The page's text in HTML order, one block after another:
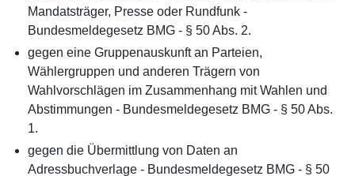
Mandatsträger, Presse oder Rundfunk -
Bundesmeldegesetz BMG - § 50 Abs. 2.
gegen eine Gruppenauskunft an Parteien,
Wählergruppen und anderen Trägern von
Wahlvorschlägen im Zusammenhang mit Wahlen und
Abstimmungen - Bundesmeldegesetz BMG - § 50 Abs.
1.
gegen die Übermittlung von Daten an
Adressbuchverlage - Bundesmeldegesetz BMG - § 50